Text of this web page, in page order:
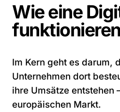
Wie eine
Im Kern geht es darum,
Unternehmen dort
ihre Umsätze entstehen
europäischen Markt.